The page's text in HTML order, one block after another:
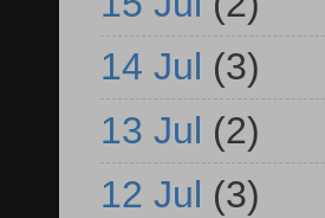
14 Jul (3)
13 Jul (2)
12 Jul (3)